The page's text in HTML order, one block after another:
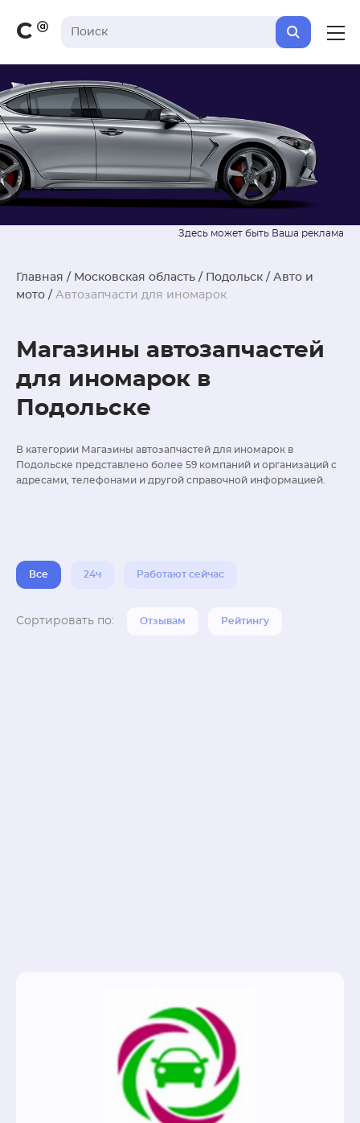
С
Главная / Московская область / Подольск / Авто и
мото / Автозапчасти для иномарок
Магазины автозапчастей
для иномарок в
Подольске
В категории Магазины автозапчастей для иномарок в
Подольске представлено более 59 компаний и организаций с
адресами, телефонами и другой справочной информацией.
Все 24ч Работают сейчас
Сортировать по: Отзывам Рейтингу